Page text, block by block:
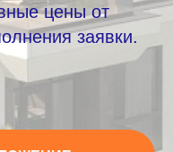
цены от
заявки.